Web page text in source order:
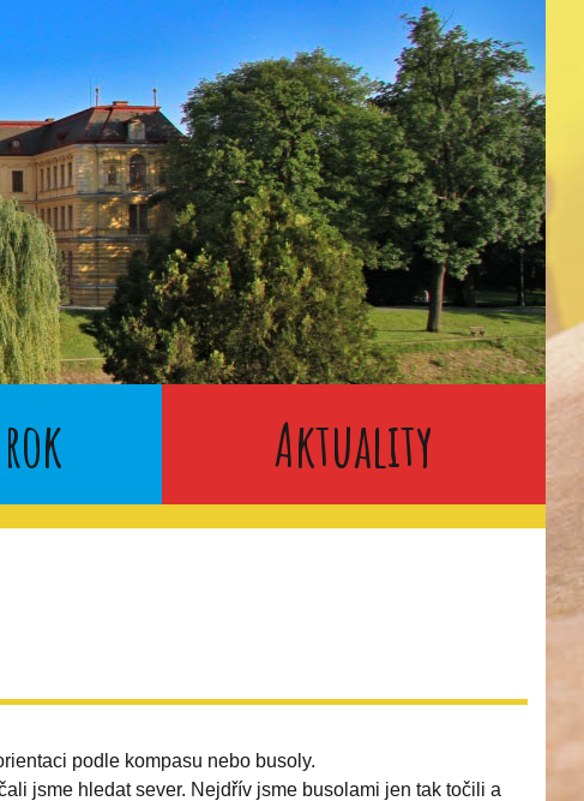
Aktuality
podle kompasu nebo busoly.
jsme hledat sever. Nejdřív jsme busolami jen tak točili a